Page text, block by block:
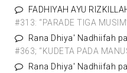
:
FADHIYAH AYU
#313: “PARADE TIGA
Rana Dhiya' Nadhiifah
#363; “KUDETA PADA
Rana Dhiya' Nadhiifah